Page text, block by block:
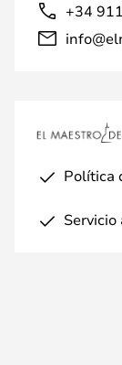
+34
Política